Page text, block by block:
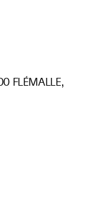
FLÉMALLE,